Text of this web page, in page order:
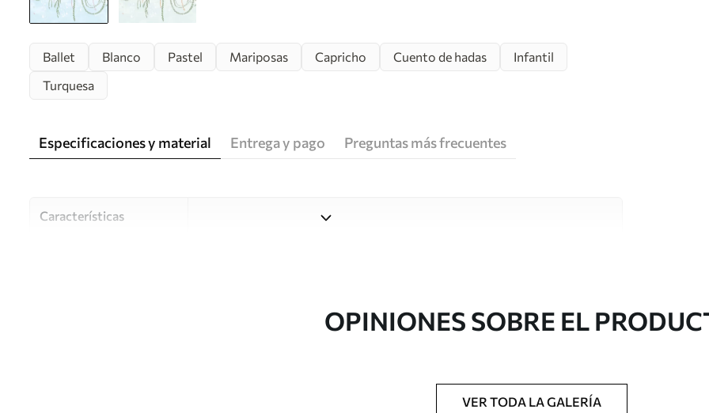
Ballet Blanco Pastel Mariposas Capricho Cuento de hadas
Infantil
Turquesa
Especificaciones y material Entrega y pago Preguntas más frecuentes
Características
Estudio de diseño Uwalls
Impreso bajo pedido y entregado en rollos de hasta 50 cm de ancho.
OPINIONES SOBRE EL
VER TODA LA GALERÍA